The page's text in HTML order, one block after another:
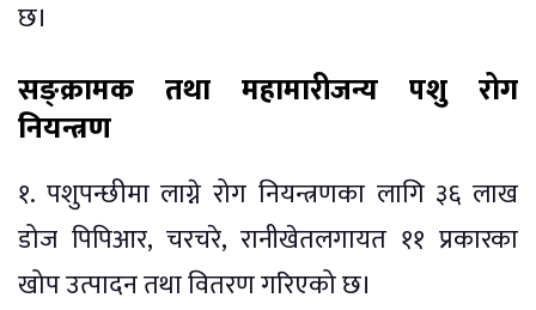
छ।
सङ्क्रामक तथा महामारीजन्य पशु रोग
नियन्त्रण
१. पशुपन्छीमा लाग्ने रोग नियन्त्रणका लागि ३६ लाख
डोज पिपिआर, चरचरे, रानीखेतलगायत ११ प्रकारका
खोप उत्पादन तथा वितरण गरिएको छ।